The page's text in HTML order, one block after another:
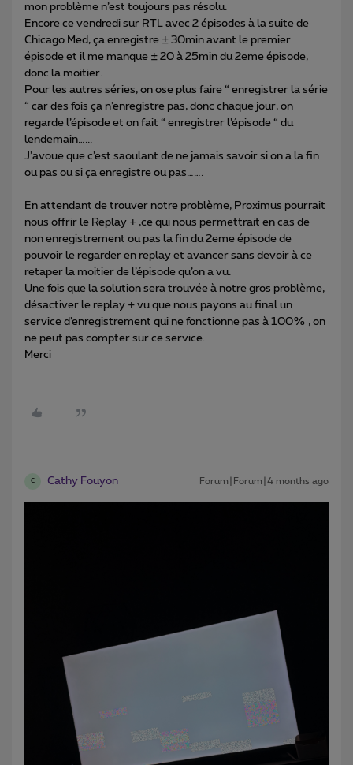
mon problème n’est toujours pas résolu.
Encore ce vendredi sur RTL avec 2 épisodes à la suite de
Chicago Med, ça enregistre ± 30min avant le premier
épisode et il me manque ± 20 à 25min du 2eme épisode,
donc la moitier.
Pour les autres séries, on ose plus faire “ enregistrer la série
“ car des fois ça n’enregistre pas, donc chaque jour, on
regarde l’épisode et on fait “ enregistrer l’épisode “ du
lendemain…...
J’avoue que c’est saoulant de ne jamais savoir si on a la fin
ou pas ou si ça enregistre ou pas…….
En attendant de trouver notre problème, Proximus pourrait
nous offrir le Replay + ,ce qui nous permettrait en cas de
non enregistrement ou pas la fin du 2eme épisode de
pouvoir le regarder en replay et avancer sans devoir à ce
retaper la moitier de l’épisode qu’on a vu.
Une fois que la solution sera trouvée à notre gros problème,
désactiver le replay + vu que nous payons au final un
service d’enregistrement qui ne fonctionne pas à 100% , on
ne peut pas compter sur ce service.
Merci
C Cathy Fouyon Forum|Forum|4 months ago